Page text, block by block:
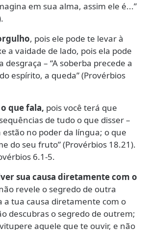
em sua alma, assim ele é...”
, pois ele pode te levar à
a vaidade de lado, pois ela pode
desgraça – “A soberba precede a
espírito, a queda” (Provérbios
que fala, pois você terá que
de tudo o que disser –
estão no poder da língua; o que
do seu fruto” (Provérbios 18.21).
6.1-5.
sua causa diretamente com o
revele o segredo de outra
a tua causa diretamente com o
descubras o segredo de outrem;
aquele que te ouvir, e não